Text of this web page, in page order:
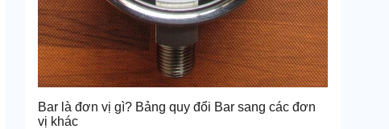
Bar là đơn vị gì? Bảng quy đổi Bar sang các đơn
vị khác